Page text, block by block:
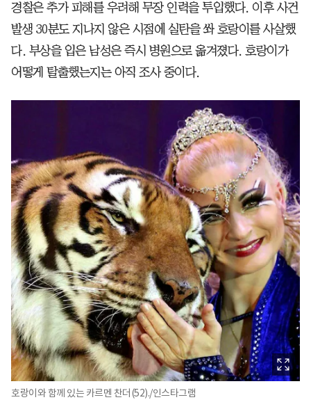
경찰은 추가 피해를 우려해 무장 인력을 투입했다. 이후 사건
발생 30분도 지나지 않은 시점에 실탄을 쏴 호랑이를 사살했
다. 부상을 입은 남성은 즉시 병원으로 옮겨졌다. 호랑이가
어떻게 탈출했는지는 아직 조사 중이다.
호랑이와 함께 있는 카르멘 찬더(52)./인스타그램